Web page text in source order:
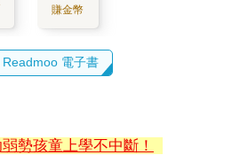
賺金幣
Readmoo 電子書
勢孩童上學不中斷！